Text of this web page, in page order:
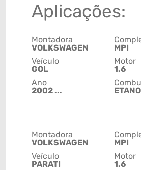
Aplicações:
Montadora
VOLKSWAGEN
Veículo
GOL
Ano
2002 ...
MPI
Motor
1.6
Montadora
VOLKSWAGEN
Veículo
PARATI
MPI
Motor
1.6